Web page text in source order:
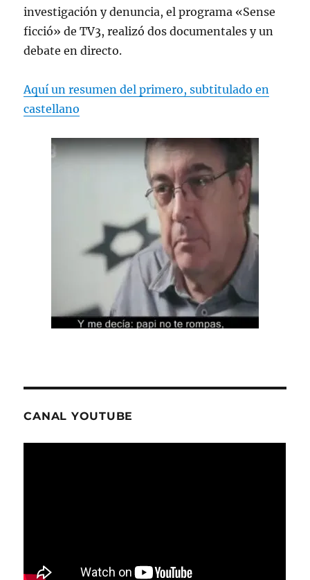
investigación y denuncia, el programa «Sense
ficció» de TV3, realizó dos documentales y un
debate en directo.
Aquí un resumen del primero, subtitulado en
castellano
CANAL YOUTUBE